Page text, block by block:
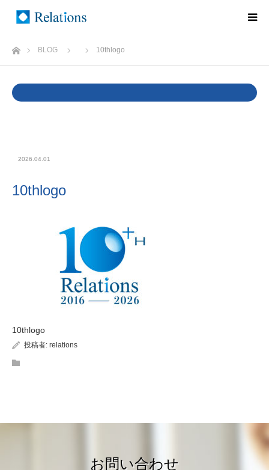
ホームBLOG 10thlogo
2026.04.01
10thlogo
10thlogo
投稿者: relations
お問い合わせ